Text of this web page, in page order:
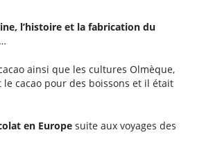
l’histoire et la fabrication du
ainsi que les cultures Olmèque,
cacao pour des boissons et il était
en Europe suite aux voyages des